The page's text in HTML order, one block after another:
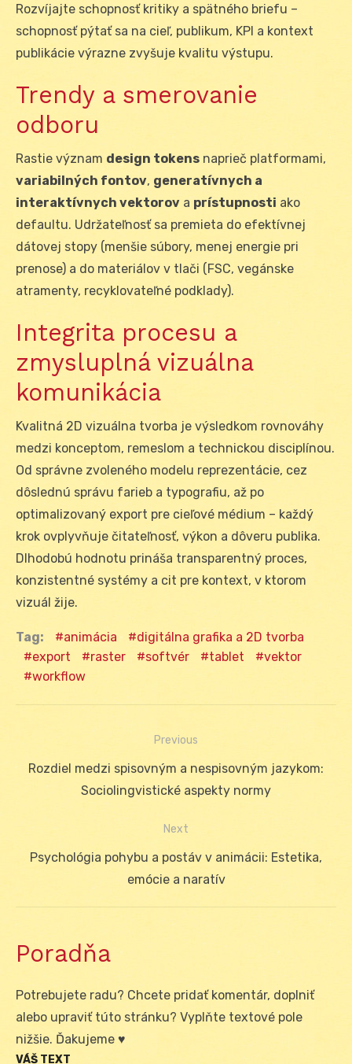
Rozvíjajte schopnosť kritiky a spätného briefu –
schopnosť pýtať sa na cieľ, publikum, KPI a kontext
publikácie výrazne zvyšuje kvalitu výstupu.
Trendy a smerovanie
odboru
Rastie význam design tokens naprieč platformami,
variabilných fontov, generatívnych a
interaktívnych vektorov a prístupnosti ako
defaultu. Udržateľnosť sa premieta do efektívnej
dátovej stopy (menšie súbory, menej energie pri
prenose) a do materiálov v tlači (FSC, vegánske
atramenty, recyklovateľné podklady).
Integrita procesu a
zmysluplná vizuálna
komunikácia
Kvalitná 2D vizuálna tvorba je výsledkom rovnováhy
medzi konceptom, remeslom a technickou disciplínou.
Od správne zvoleného modelu reprezentácie, cez
dôslednú správu farieb a typografiu, až po
optimalizovaný export pre cieľové médium – každý
krok ovplyvňuje čitateľnosť, výkon a dôveru publika.
Dlhodobú hodnotu prináša transparentný proces,
konzistentné systémy a cit pre kontext, v ktorom
vizuál žije.
Tag: animácia
digitálna grafika a 2D tvorba
export
raster softvér tablet
vektor
workflow
Navigácia
Previous
Previous
Rozdiel medzi spisovným a nespisovným jazykom:
Sociolingvistické aspekty normy
Next
Next
Psychológia pohybu a postáv v animácii: Estetika,
emócie a naratív
Poradňa
Potrebujete radu? Chcete pridať komentár, doplniť
alebo upraviť túto stránku? Vyplňte textové pole
nižšie. Ďakujeme ♥
VÁŠ TEXT